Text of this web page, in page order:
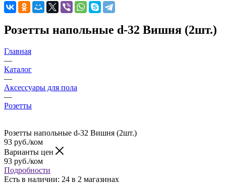
Розетты напольные d-32 Вишня (2шт.)
Главная
—
Каталог
—
Аксессуары для пола
—
Розетты
Розетты напольные d-32 Вишня (2шт.)
93 руб./ком
Варианты цен
93 руб./ком
Подробности
Есть в наличии: 24 в 2 магазинах